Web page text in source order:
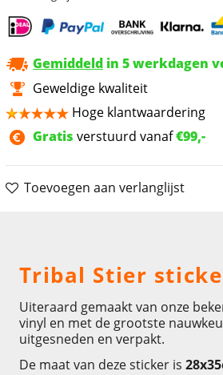
Gemiddeld in 5 werkdagen
Geweldige kwaliteit
Hoge klantwaardering
Gratis verstuurd vanaf€99,-
Toevoegen aan verlanglijst
Tribal Stier
Uiteraard gemaakt van onze
vinyl en met de grootste
uitgesneden en verpakt.
De maat van deze sticker is